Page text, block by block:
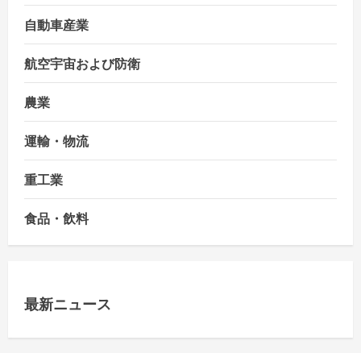
自動車産業
航空宇宙および防衛
農業
運輸・物流
重工業
食品・飲料
最新ニュース